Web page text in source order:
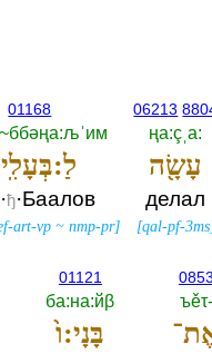
06213
ңа:çˌа:‎
עָשָׂ֖ה
делал
[qal-pf-3ms
01168
ђ·Баалов
art-vp ~nmp-pr]
0853
ъěτ-‎
01121
ба:на:йβ
בָּנָי:ו֙